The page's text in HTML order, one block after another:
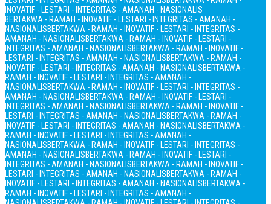
INOVATIF - LESTARI - INTEGRITAS - AMANAH - NASIONALIS
BERTAKWA - RAMAH - INOVATIF - LESTARI - INTEGRITAS - AMANAH -
NASIONALISBERTAKWA - RAMAH - INOVATIF - LESTARI - INTEGRITAS -
AMANAH - NASIONALISBERTAKWA - RAMAH - INOVATIF - LESTARI -
INTEGRITAS - AMANAH - NASIONALISBERTAKWA - RAMAH - INOVATIF -
LESTARI - INTEGRITAS - AMANAH - NASIONALISBERTAKWA - RAMAH -
INOVATIF - LESTARI - INTEGRITAS - AMANAH - NASIONALISBERTAKWA -
RAMAH - INOVATIF - LESTARI - INTEGRITAS - AMANAH -
NASIONALISBERTAKWA - RAMAH - INOVATIF - LESTARI - INTEGRITAS -
AMANAH - NASIONALISBERTAKWA - RAMAH - INOVATIF - LESTARI -
INTEGRITAS - AMANAH - NASIONALISBERTAKWA - RAMAH - INOVATIF -
LESTARI - INTEGRITAS - AMANAH - NASIONALISBERTAKWA - RAMAH -
INOVATIF - LESTARI - INTEGRITAS - AMANAH - NASIONALISBERTAKWA -
RAMAH - INOVATIF - LESTARI - INTEGRITAS - AMANAH -
NASIONALISBERTAKWA - RAMAH - INOVATIF - LESTARI - INTEGRITAS -
AMANAH - NASIONALISBERTAKWA - RAMAH - INOVATIF - LESTARI -
INTEGRITAS - AMANAH - NASIONALISBERTAKWA - RAMAH - INOVATIF -
LESTARI - INTEGRITAS - AMANAH - NASIONALISBERTAKWA - RAMAH -
INOVATIF - LESTARI - INTEGRITAS - AMANAH - NASIONALISBERTAKWA -
RAMAH - INOVATIF - LESTARI - INTEGRITAS - AMANAH -